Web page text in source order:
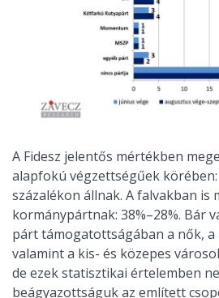
A Fidesz jelentős mértékben
alapfokú végzettségűek körében:
százalékon állnak. A falvakban is
kormánypártnak: 38%–28%. Bár
párt támogatottságában a nők, a
valamint a kis- és közepes
de ezek statisztikai értelemben
beágyazottságuk az említett